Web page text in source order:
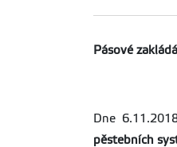
Pásové
Dne
pěstebních